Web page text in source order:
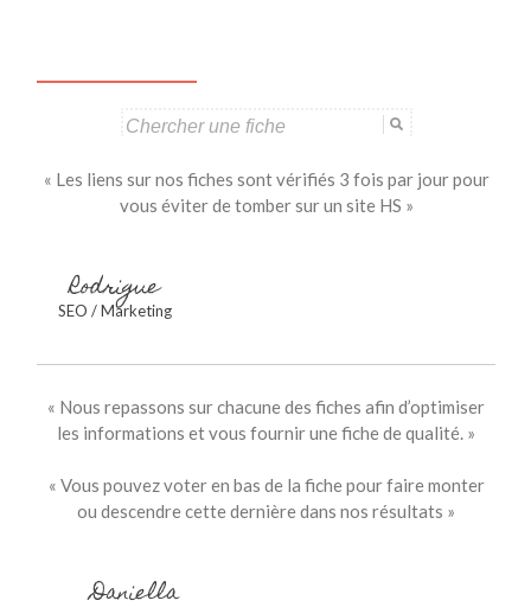
« Les liens sur nos fiches sont vérifiés 3 fois par jour pour
vous éviter de tomber sur un site HS »
Rodrigue
SEO / Marketing
« Nous repassons sur chacune des fiches afin d’optimiser
les informations et vous fournir une fiche de qualité. »
« Vous pouvez voter en bas de la fiche pour faire monter
ou descendre cette dernière dans nos résultats »
Daniella